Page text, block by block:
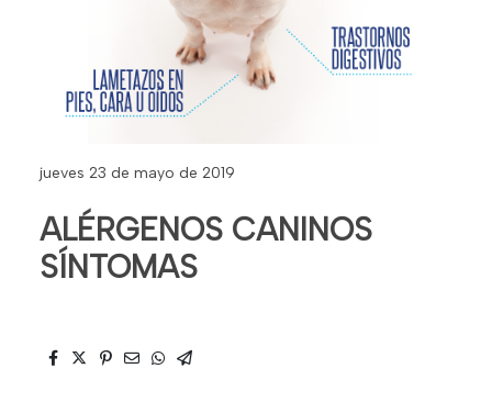
jueves 23 de mayo de 2019
ALÉRGENOS CANINOS
SÍNTOMAS